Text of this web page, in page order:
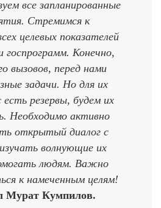
все запланированные
Стремимся к
целевых показателей
госпрограмм. Конечно,
вызовов, перед нами
задачи. Но для их
есть резервы, будем их
Необходимо активно
открытый диалог с
волнующие их
людям. Важно
к намеченным целям!
Мурат Кумпилов.